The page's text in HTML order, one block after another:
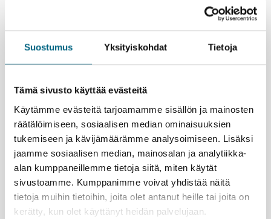
Suostumus Yksityiskohdat Tietoja
Tämä sivusto käyttää evästeitä
Käytämme evästeitä tarjoamamme sisällön ja mainosten
räätälöimiseen, sosiaalisen median ominaisuuksien
tukemiseen ja kävijämäärämme analysoimiseen. Lisäksi
jaamme sosiaalisen median, mainosalan ja analytiikka-
alan kumppaneillemme tietoja siitä, miten käytät
sivustoamme. Kumppanimme voivat yhdistää näitä
tietoja muihin tietoihin, joita olet antanut heille tai joita on
kerätty, kun olet käyttänyt heidän palvelujaan.
järjestämästä ohjelmasta ja noutopöytien herkullisista
ja monipuolisista antimista. Merimaisemien äärellä
kiireen tunne kaikkoaa.
Lyypekin erikoisuus on marsipaani, jota on valmistettu
marsipaanikauppaan ja sen kahvilaan, josta saa
ilmainen marsipaanimuseo.
Jos haluat kuljeskella Hampurissa itseksesi,
matkanjohtajalta saat hyviä vinkkejä. Voit poiketa
vaikkapa taidehalliin, joka on lähellä rautatieasemaa.
Kauniina kevätpäivänä kutsuvat järvenrantapuistikot ja
suuri Planten un Blomen -puistoalue lampineen,
teemapuutarhoineen ja kasvihuoneineen.